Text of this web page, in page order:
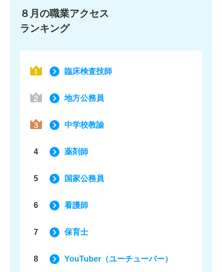
８月の職業アクセス
ランキング
臨床検査技師
地方公務員
中学校教諭
4 薬剤師
5 国家公務員
6 看護師
7 保育士
8 YouTuber（ユーチューバー）